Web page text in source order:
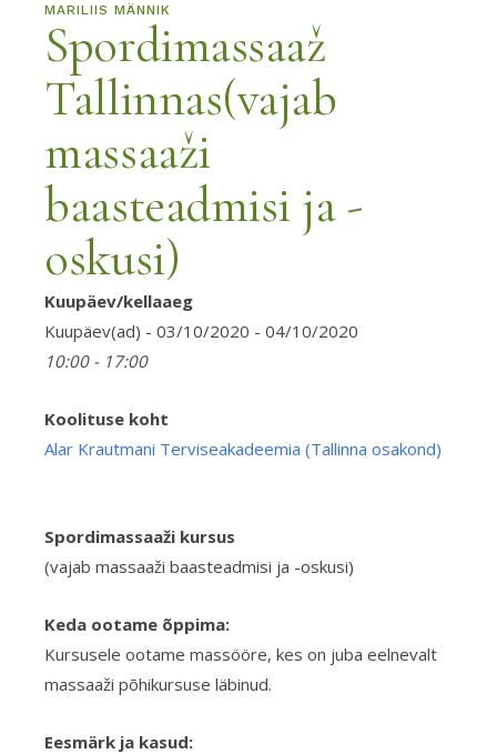
MARILIIS MÄNNIK
Spordimassaaž
Tallinnas(vajab
massaaži
baasteadmisi ja -
oskusi)
Kuupäev/kellaaeg
Kuupäev(ad) - 03/10/2020 - 04/10/2020
10:00 - 17:00
Koolituse koht
Alar Krautmani Terviseakadeemia (Tallinna osakond)
Spordimassaaži kursus
(vajab massaaži baasteadmisi ja -oskusi)
Keda ootame õppima:
Kursusele ootame massööre, kes on juba eelnevalt
massaaži põhikursuse läbinud.
Eesmärk ja kasud: